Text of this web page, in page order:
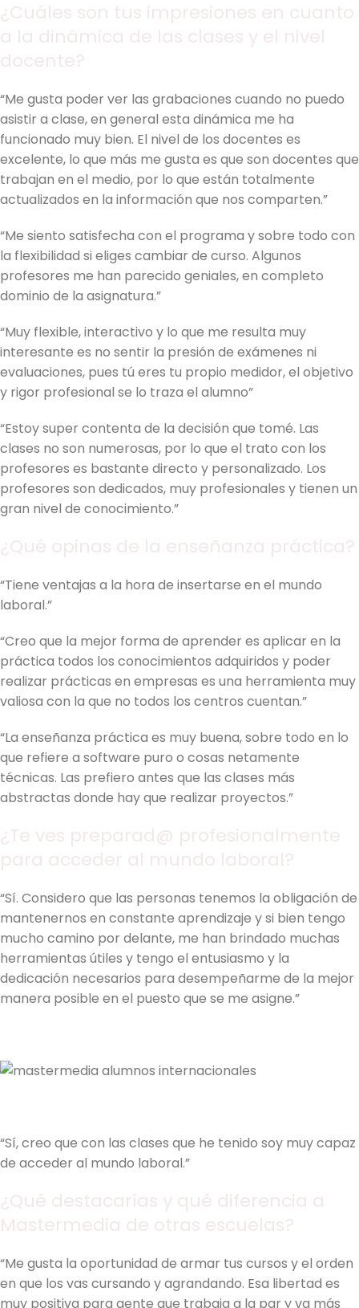
“Me gusta poder ver las grabaciones cuando no puedo
asistir a clase, en general esta dinámica me ha
funcionado muy bien. El nivel de los docentes es
excelente, lo que más me gusta es que son docentes que
trabajan en el medio, por lo que están totalmente
actualizados en la información que nos comparten.”
“Me siento satisfecha con el programa y sobre todo con
la flexibilidad si eliges cambiar de curso. Algunos
profesores me han parecido geniales, en completo
dominio de la asignatura.”
“Muy flexible, interactivo y lo que me resulta muy
interesante es no sentir la presión de exámenes ni
evaluaciones, pues tú eres tu propio medidor, el objetivo
y rigor profesional se lo traza el alumno”
“Estoy super contenta de la decisión que tomé. Las
clases no son numerosas, por lo que el trato con los
profesores es bastante directo y personalizado. Los
profesores son dedicados, muy profesionales y tienen un
gran nivel de conocimiento.”
“Tiene ventajas a la hora de insertarse en el mundo
laboral.”
“Creo que la mejor forma de aprender es aplicar en la
práctica todos los conocimientos adquiridos y poder
realizar prácticas en empresas es una herramienta muy
valiosa con la que no todos los centros cuentan.”
“La enseñanza práctica es muy buena, sobre todo en lo
que refiere a software puro o cosas netamente
técnicas. Las prefiero antes que las clases más
abstractas donde hay que realizar proyectos.”
“Sí. Considero que las personas tenemos la obligación de
mantenernos en constante aprendizaje y si bien tengo
mucho camino por delante, me han brindado muchas
herramientas útiles y tengo el entusiasmo y la
dedicación necesarios para desempeñarme de la mejor
manera posible en el puesto que se me asigne.”
“Sí, creo que con las clases que he tenido soy muy capaz
de acceder al mundo laboral.”
“Me gusta la oportunidad de armar tus cursos y el orden
en que los vas cursando y agrandando. Esa libertad es
muy positiva para gente que trabaja a la par y va más